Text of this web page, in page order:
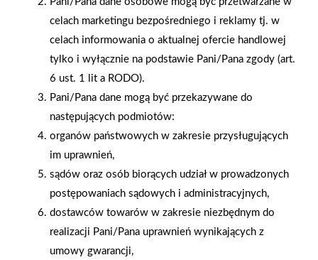
2024-05-22
Otwarcie nowej
placówki PSB PROFI w
Tuchowie
2024-05-22
Koluszek otrzymała
celach marketingu bezpośredniego i reklamy tj. w
celach informowania o aktualnej ofercie handlowej
tylko i wyłącznie na podstawie Pani/Pana zgody (art.
6 ust. 1 lit a RODO).
Pani/Pana dane mogą być przekazywane do
następujących podmiotów:
organów państwowych w zakresie przysługujących
im uprawnień,
sądów oraz osób biorących udział w prowadzonych
postępowaniach sądowych i administracyjnych,
dostawców towarów w zakresie niezbędnym do
realizacji Pani/Pana uprawnień wynikających z
umowy gwarancji,